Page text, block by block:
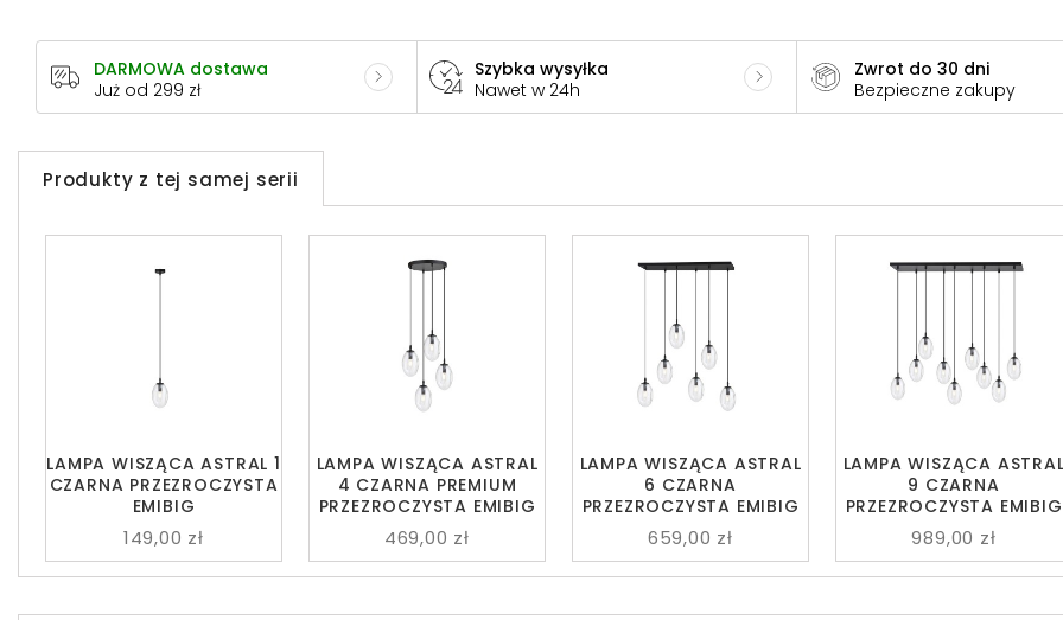
DARMOWA dostawa
Już od 299 zł
Szybka wysyłka
Nawet w 24h
Zwrot do 30 dni
Bezpieczne zakupy
Produkty z tej samej serii
LAMPA WISZĄCA ASTRAL 1
CZARNA PRZEZROCZYSTA
EMIBIG
149,00 zł
LAMPA WISZĄCA ASTRAL
4 CZARNA PREMIUM
PRZEZROCZYSTA EMIBIG
469,00 zł
LAMPA WISZĄCA ASTRAL
6 CZARNA
PRZEZROCZYSTA EMIBIG
659,00 zł
LAMPA WISZĄCA
9 CZARNA
PRZEZROCZYSTA EMIBIG
989,00 zł